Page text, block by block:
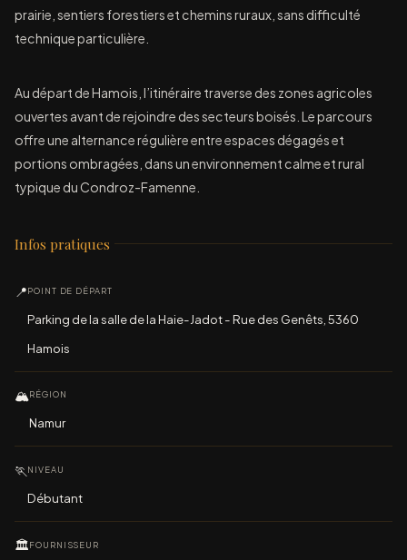
prairie, sentiers forestiers et chemins ruraux, sans difficulté
technique particulière.
Au départ de Hamois, l’itinéraire traverse des zones agricoles
ouvertes avant de rejoindre des secteurs boisés. Le parcours
offre une alternance régulière entre espaces dégagés et
portions ombragées, dans un environnement calme et rural
typique du Condroz-Famenne.
Infos pratiques
📍POINT DE DÉPART
Parking de la salle de la Haie-Jadot - Rue des Genêts, 5360
Hamois
🏔RÉGION
Namur
🏃 NIVEAU
Débutant
🏛FOURNISSEUR